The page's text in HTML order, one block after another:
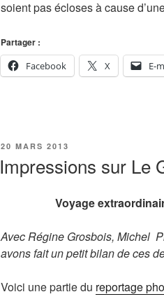
soient pas écloses à cause
Partager :
Facebook
X E-
PUBLIÉ
20 MARS 2013
Impressions sur Le
Voyage
Avec Régine Grosbois, Michel
avons fait un petit bilan de ces
Voici une partie du reportage